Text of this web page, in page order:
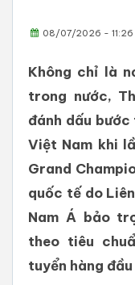
08/07/2026 - 11:26
Không chỉ là
trong nước,
đánh dấu
Việt Nam khi
Grand
quốc tế do
Nam Á bảo
theo tiêu
tuyển hàng